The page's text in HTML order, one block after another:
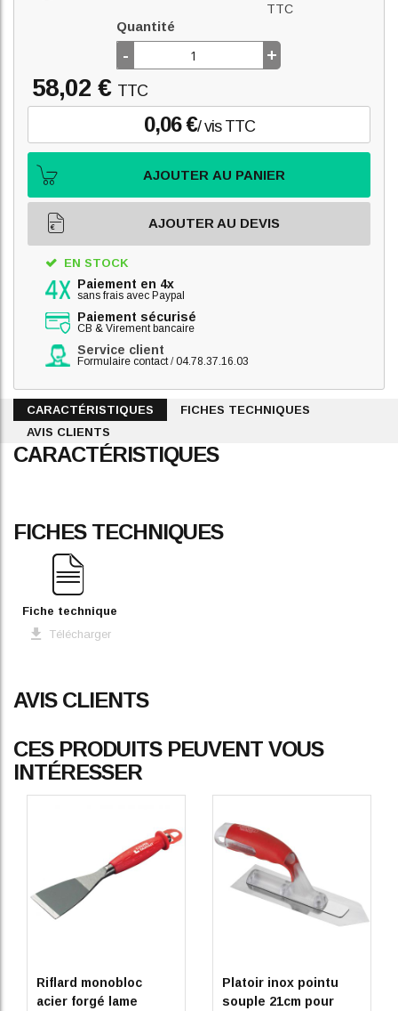
TTC
Quantité
- +
58,02 € TTC
0,06 €/ vis TTC
AJOUTER AU PANIER
AJOUTER AU DEVIS
EN STOCK
Paiement en 4x
sans frais avec Paypal
Paiement sécurisé
CB & Virement bancaire
Service client
Formulaire contact/04.78.37.16.03
CARACTÉRISTIQUES
FICHES TECHNIQUES
AVIS CLIENTS
CARACTÉRISTIQUES
FICHES TECHNIQUES
Fiche technique
Télécharger
AVIS CLIENTS
CES PRODUITS PEUVENT VOUS
INTÉRESSER
Riflard monobloc
acier forgé lame
Platoir inox pointu
souple 21cm pour